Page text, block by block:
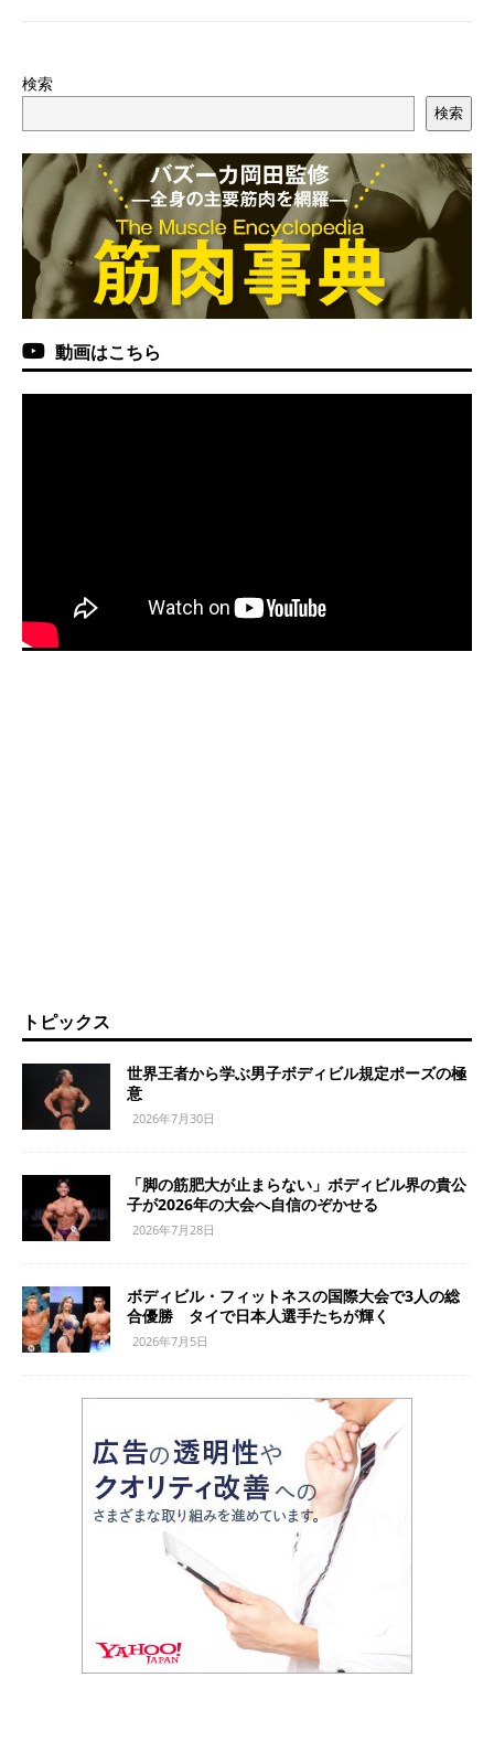
検索
検索
動画はこちら
トピックス
世界王者から学ぶ男子ボディビル規定ポーズの極
意
2026年7月30日
「脚の筋肥大が止まらない」ボディビル界の貴公
子が2026年の大会へ自信のぞかせる
2026年7月28日
ボディビル・フィットネスの国際大会で3人の総
合優勝 タイで日本人選手たちが輝く
2026年7月5日